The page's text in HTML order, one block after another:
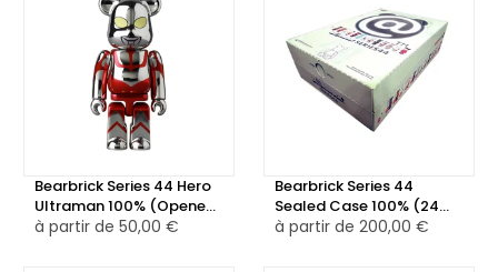
Bearbrick Series 44 Hero
Ultraman 100% (Opened
Blind Box & Card
à partir de 50,00 €
Bearbrick Series 44
Sealed Case 100% (24
Blind Boxes)
à partir de 200,00 €